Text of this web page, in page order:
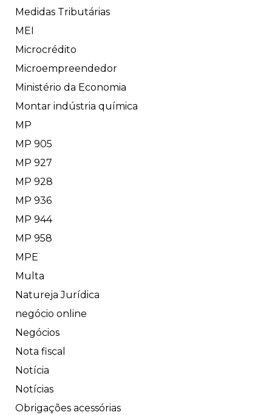
Medidas Tributárias
MEI
Microcrédito
Microempreendedor
Ministério da Economia
Montar indústria química
MP
MP 905
MP 927
MP 928
MP 936
MP 944
MP 958
MPE
Multa
Natureja Jurídica
negócio online
Negócios
Nota fiscal
Notícia
Notícias
Obrigações acessórias